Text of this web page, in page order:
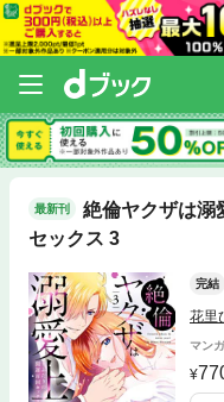
最新刊
絶倫ヤクザは溺
セックス 3
完結
花里
マンガ